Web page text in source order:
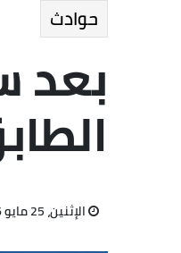
حوادث
بعد
الإثنين، 25 مايو 2026 01:00 ص